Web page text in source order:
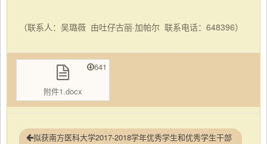
（联系人：吴璐薇 由吐仔古丽·加帕尔 联系电话：648396）
附件1.docx
641
拟获南方医科大学2017-2018学年优秀学生和优秀学生干部